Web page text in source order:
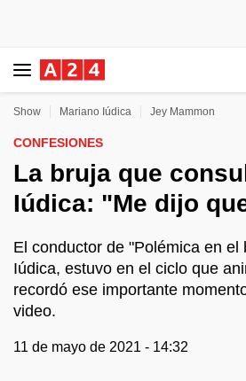
Show Mariano Iúdica Jey Mammon
CONFESIONES
La bruja que
Iúdica: "Me dijo
El conductor de "Polémica en el
Iúdica, estuvo en el ciclo que
recordó ese importante
video.
11 de mayo de 2021 - 14:32